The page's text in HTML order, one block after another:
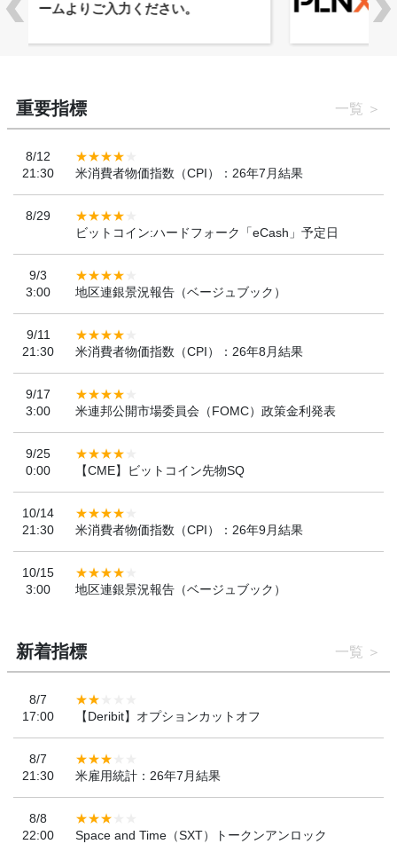
「WebX2026」とのコラボレーショ
重要指標 一覧
8/12
21:30
米消費者物価指数（CPI）：26年7月結果
8/29
ビットコイン:ハードフォーク「eCash」予定日
9/3
3:00
地区連銀景況報告（ベージュブック）
9/11
21:30
米消費者物価指数（CPI）：26年8月結果
9/17
3:00
米連邦公開市場委員会（FOMC）政策金利発表
9/25
0:00
【CME】ビットコイン先物SQ
10/14
21:30
米消費者物価指数（CPI）：26年9月結果
10/15
3:00
地区連銀景況報告（ベージュブック）
新着指標 一覧
8/7
17:00
【Deribit】オプションカットオフ
8/7
21:30
米雇用統計：26年7月結果
8/8
22:00
Space and Time（SXT）トークンアンロック